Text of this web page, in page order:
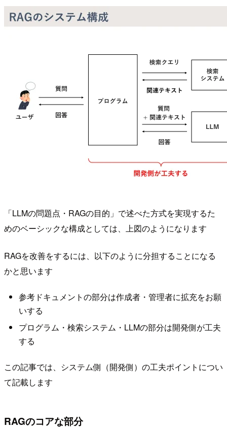
「LLMの問題点・RAGの目的」で述べた方式を実現するた
めのベーシックな構成としては、上図のようになります
RAGを改善をするには、以下のように分担することになる
かと思います
参考ドキュメントの部分は作成者・管理者に拡充をお願
いする
プログラム・検索システム・LLMの部分は開発側が工夫
する
この記事では、システム側（開発側）の工夫ポイントについ
て記載します
RAGのコアな部分